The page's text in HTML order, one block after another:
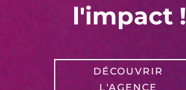
l'impact !
DÉCOUVRIR
L'AGENCE